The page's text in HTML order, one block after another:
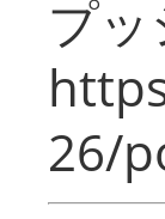
プ
26/